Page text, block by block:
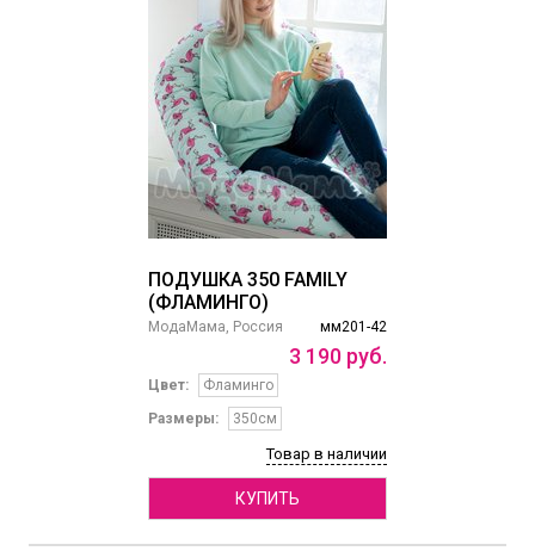
ПОДУШКА 350 FAMILY
(ФЛАМИНГО)
мм201-42
МодаМама, Россия
3 190 руб.
Цвет:
Фламинго
Размеры:
350см
Товар в наличии
КУПИТЬ